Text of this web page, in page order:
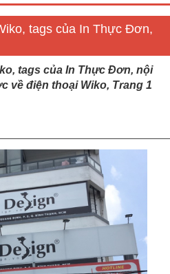
tags của In Thực Đơn,
tags của In Thực Đơn, nội
về điện thoại Wiko, Trang 1